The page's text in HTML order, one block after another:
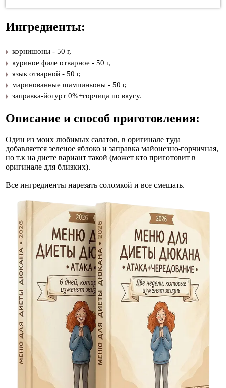
Ингредиенты:
корнишоны - 50 г,
куриное филе отварное - 50 г,
язык отварной - 50 г,
маринованные шампиньоны - 50 г,
заправка-йогурт 0%+горчица по вкусу.
Описание и способ приготовления:
Один из моих любимых салатов, в оригинале туда
добавляется зеленое яблоко и заправка майонезно-горчичная,
но т.к на диете вариант такой (может кто приготовит в
оригинале для близких).
Все ингредиенты нарезать соломкой и все смешать.